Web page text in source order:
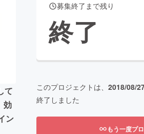
Creation
て
効
ン
募集終了まで残り
終了
このプロジェクトは、 2018/08/
終了しました
もう一度プ